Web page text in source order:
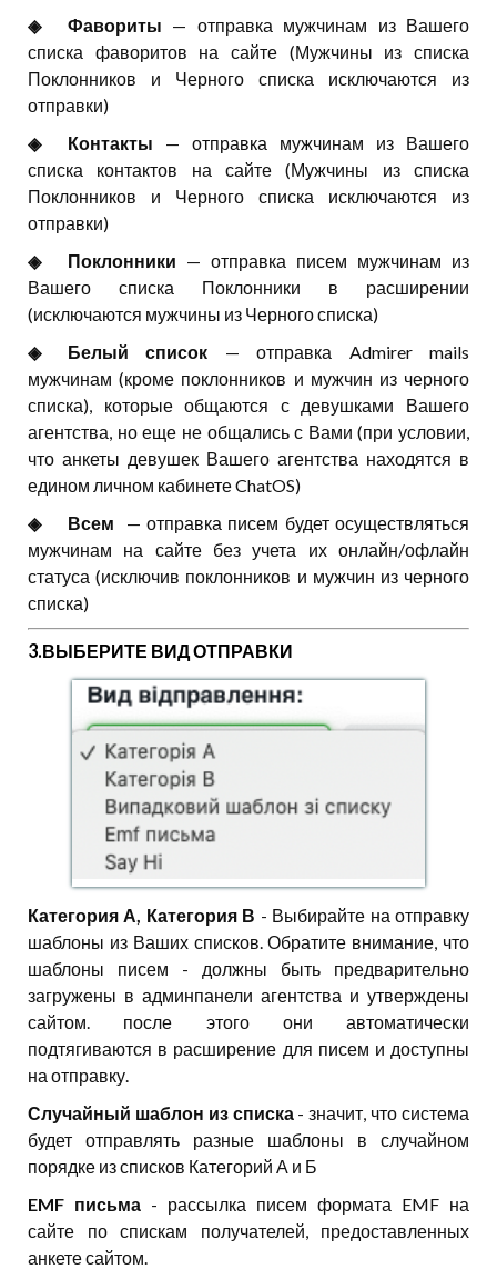
◈⠀⠀Фавориты — отправка мужчинам из Вашего
списка фаворитов на сайте (Мужчины из списка
Поклонников и Черного списка исключаются из
отправки)
◈⠀⠀Контакты — отправка мужчинам из Вашего
списка контактов на сайте (Мужчины из списка
Поклонников и Черного списка исключаются из
отправки)
◈⠀⠀Поклонники — отправка писем мужчинам из
Вашего списка Поклонники в расширении
(исключаются мужчины из Черного списка)
◈⠀⠀Белый список — отправка Admirer mails
мужчинам (кроме поклонников и мужчин из черного
списка), которые общаются с девушками Вашего
агентства, но еще не общались с Вами (при условии,
что анкеты девушек Вашего агентства находятся в
едином личном кабинете ChatOS)
◈⠀⠀Всем
— отправка писем будет осуществляться
мужчинам на сайте без учета их онлайн/офлайн
статуса (исключив поклонников и мужчин из черного
списка)
3.ВЫБЕРИТЕ ВИД ОТПРАВКИ
Категория А, Категория В - Выбирайте на отправку
шаблоны из Ваших списков. Обратите внимание, что
шаблоны писем - должны быть предварительно
загружены в админпанели агентства и утверждены
сайтом. после этого они автоматически
подтягиваются в расширение для писем и доступны
на отправку.
Случайный шаблон из списка- значит, что система
будет отправлять разные шаблоны в случайном
порядке из списков Категорий А и Б
EMF письма - рассылка писем формата EMF на
сайте по спискам получателей, предоставленных
анкете сайтом.